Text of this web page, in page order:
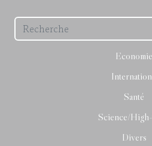
Economie
Santé
Science/
Divers